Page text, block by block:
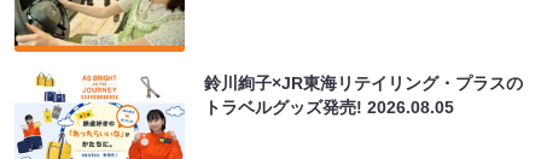
鈴川絢子×JR東海リテイリング・プラスの
トラベルグッズ発売!2026.08.05